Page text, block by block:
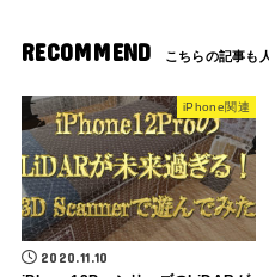
RECOMMEND
iPhone関連
2020.11.10